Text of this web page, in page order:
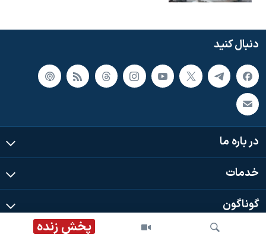
پخش زنده
دنبال کنید
در باره ما
خدمات
گوناگون